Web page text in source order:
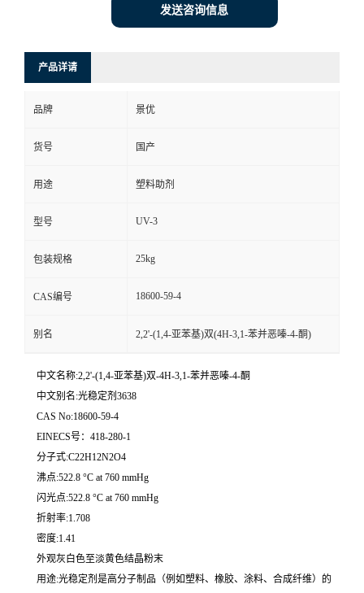
发送咨询信息
产品详请
品牌 景优
货号 国产
用途 塑料助剂
型号 UV-3
包装规格 25kg
CAS编号 18600-59-4
别名 2,2'-(1,4-亚苯基)双(4H-3,1-苯并恶嗪-4-酮)
中文名称:2,2'-(1,4-亚苯基)双-4H-3,1-苯并恶嗪-4-酮
中文别名:光稳定剂3638
CAS No:18600-59-4
EINECS号：418-280-1
分子式:C22H12N2O4
沸点:522.8 °C at 760 mmHg
闪光点:522.8 °C at 760 mmHg
折射率:1.708
密度:1.41
外观灰白色至淡黄色结晶粉末
用途:光稳定剂是高分子制品（例如塑料、橡胶、涂料、合成纤维）的